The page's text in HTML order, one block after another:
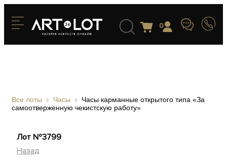
0
Все лоты Часы
Часы карманные открытого типа «За
самоотверженную чекистскую работу»
Лот №3799
Назад